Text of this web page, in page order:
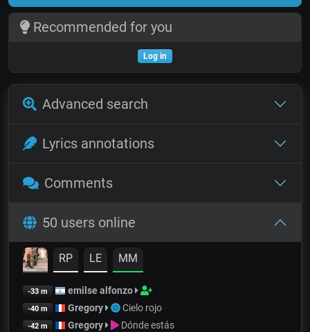
Recommended for you
Log in
Advanced search
Lyrics annotations
Comments
50 users online
RP LE MM
-33 m emilse alfonzo
-40 m Gregory Cielo rojo
-42 m Gregory Dónde estás